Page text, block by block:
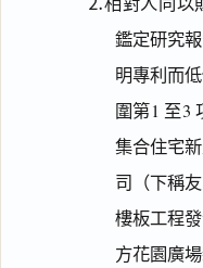
鑑定研究
明專利而
圍第1 至3
集合住宅
司（下稱
樓板工程
方花園廣